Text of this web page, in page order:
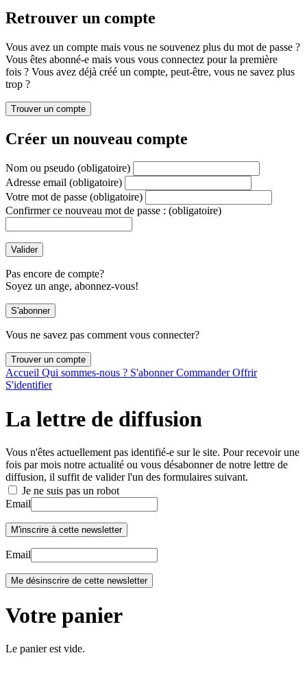
Retrouver un compte
Vous avez un compte mais vous ne souvenez plus du mot de passe ?
Vous êtes abonné-e mais vous vous connectez pour la première
fois ? Vous avez déjà créé un compte, peut-être, vous ne savez plus
trop ?
Créer un nouveau compte
Nom ou pseudo (obligatoire)
Adresse email (obligatoire)
Votre mot de passe (obligatoire)
Confirmer ce nouveau mot de passe : (obligatoire)
Pas encore de compte?
Soyez un ange, abonnez-vous!
Vous ne savez pas comment vous connecter?
Accueil Qui sommes-nous ? S'abonnerCommanderOffrir
S'identifier
La lettre de diffusion
Vous n'êtes actuellement pas identifié-e sur le site. Pour recevoir une
fois par mois notre actualité ou vous désabonner de notre lettre de
diffusion, il suffit de valider l'un des formulaires suivant.
Je ne suis pas un robot
Email
Email
Votre panier
Le panier est vide.